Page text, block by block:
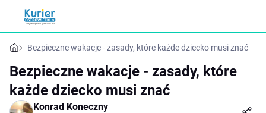
Bezpieczne wakacje - zasady, które każde dziecko musi znać
Bezpieczne wakacje - zasady, które
każde dziecko musi znać
Konrad Koneczny